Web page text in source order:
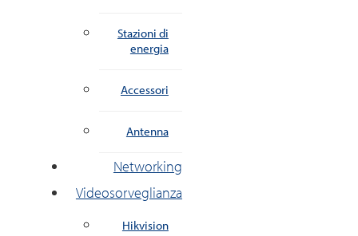
Stazioni di
energia
Accessori
Antenna
Networking
Videosorveglianza
Hikvision